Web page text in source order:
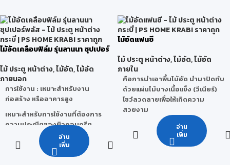
มลพิษทั้งระบบ
น้ำหนัก (กก./แผ่น) : 32 กก., 40
กก., 48 กก., 65 กก., 81 กก., 97
น้ำหนัก (กก./ตร.ม.) : 11.1 กก.,
13.9 กก., 16.7 กก., 22.6 กก.,
28.1 กก., 33.7 กก.
ขนาดพิเศษ : 122 x 244 cm. / 120
x 300 cm. หรือ ตามตกลงกับทาง
บริษัท
ขนาดพิเศษ (ความหนา) : 14
mm./15 mm./18 mm.
ไม้อัดเคลือบฟิล์ม รุ่นลานนา ซุปเปอร์
ไม้ ประตู หน้าต่าง,ไม้อัด,ไม้อัด
ภายนอก
การใช้งาน : เหมาะสำหรับงาน
ก่อสร้าง หรืออาคารสูง
เหมาะสำหรับการใช้งานที่ต้องการ
ความประณีตของผิวคอนกรีต
เรียบสวยพิเศษ
จำนวนครั้งในการใช้งาน : 15-25
อ่าน
เพิ่ม
ไม้อัดแฟนซี
ไม้ ประตู หน้าต่าง,ไม้อัด,ไม้อัด
ภายใน
คือการนำเอาพื้นไม้อัด นำมาปิดทับ
ด้วยแผ่นไม้บางเนื้อแข็ง (วีเนียร์)
โชว์ลวดลายเพื่อให้เกิดความ
สวยงาม
ไม้อัดแฟนซีจะเน้นที่ความสวยงาม
อ่าน
เพิ่ม